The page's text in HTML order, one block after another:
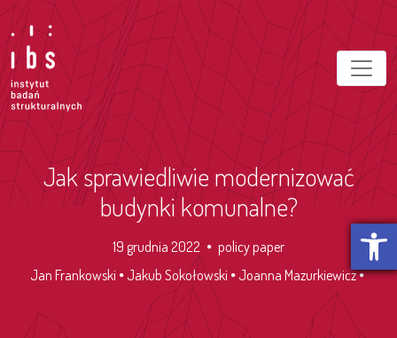
Otwórz
Jak sprawiedliwie modernizować
budynki komunalne?
19 grudnia 2022
policy paper
Jan Frankowski
Jakub Sokołowski Joanna Mazurkiewicz